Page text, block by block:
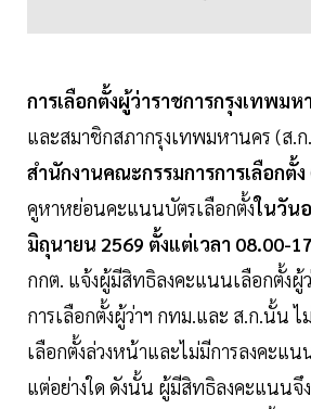
การเลือกตั้งผู้ว่าราชการกรุงเทพมห
และสมาชิกสภากรุงเทพมหานคร (ส.
สำนักงานคณะกรรมการการเลือกตั้ง
คูหาหย่อนคะแนนบัตรเลือกตั้งในวัน
มิถุนายน 2569 ตั้งแต่เวลา 08.00-
กกต. แจ้งผู้มีสิทธิลงคะแนนเลือกตั้งผู้
การเลือกตั้งผู้ว่าฯ กทม.และ ส.ก.นั้น
เลือกตั้งล่วงหน้าและไม่มีการลงคะแ
แต่อย่างใด ดังนั้น ผู้มีสิทธิลงคะแนนจึง